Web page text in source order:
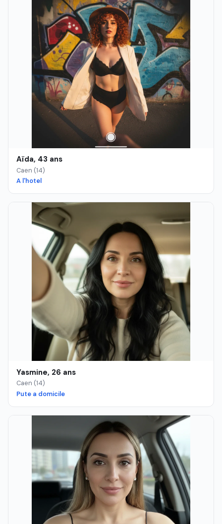
Aïda, 43 ans
Caen (14)
A l'hotel
Yasmine, 26 ans
Caen (14)
Pute a domicile